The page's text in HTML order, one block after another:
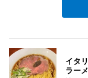
イタ
ラー